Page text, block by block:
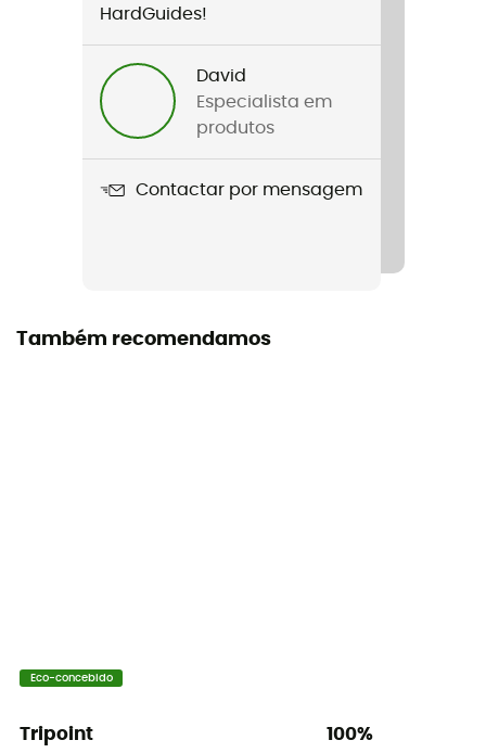
Nome do produto
Lente dupla
Forma da lente
Origem Europeia Garantida
Tipo de lente
HardGuides!
David
Especialista em
produtos
Contactar por mensagem
Também recomendamos
Eco-concebido
Tripoint 100%